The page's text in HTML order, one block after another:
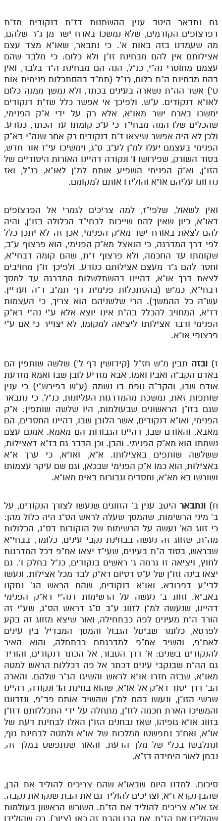
גם נתבאר היטב ענין ההשתנות דז"ת דנקודים מז"ת
דפרצופים הקודמים, שלא נמשכו בארח ישר מן ג"ר שלהם,
מה שעמדנו בזה באות א'. כי נתבאר, שאו"א מצד עצם
אצילותם אין להם מבחינת זו"ן ולא כלום: כי מלבד שהם
עצמם מחוסרי נה"י, כנ"ל, הנה הם מבחינת ה"ר בלבד, ואין
בהם מבחינת ה"ת כלום, כנ"ל (תמ"ד בהסתכלות פנימית אות
ט') אשר הה"ת נשארה בעינים בכתר, ולא נמשך ממנה כלום
לאו"א דנקודים. ע"ש. ולפיכך אי אפשר כלל שז"ת דנקודים
ימשכו בארח ישר מאו"א, אלא רק על ידי א"ק הפנימי,
שהכלים שלו המה מבחי"ד כי ע"כ קומתו עד הכתר, כנודע.
ולכן לא היה אפשר שיצאו ז"ת דנקודים רק אחר שנה"י דא"ק
הפנימי בעצמם יעלו למ"ן לע"ב ס"ג, וימשיכו עי"ז אור חדש,
בסוד השורק, שפירושו ו' ונקודה דהיינו האורות היסודיים של
הזו"ן, וא"ק הפנימי השפיע אותם למ"ן לאו"א, כנ"ל, ואז
נזדווגו עליהם או"א והולידו אותם למקומם.
ואין לשאול, שלפי"ז, למה צריכים לגמרי אל הפרצופים
דאו"א, כיון שאין להם שייכות לבחי"ד הכלולה בזו"ן, והיה
להם לצאת באורח ישר מא"ק הפנימי, אכן זה לא יתכן כלל
לפי דרך המדרגה, כי הנאצל מא"ק הפנימי, הוא פרצוף ע"ב,
שקומתו עד החכמה, ולא פרצוף ז"ת, שהם קומה דבחי"א,
וחסר להם ג"ר מעצם אצילותם כנודע. ולפיכך זו"ן מחויבים
לצאת דרך או"א, דהיינו בהשתלשלות המדרגה עד למסך
דבחי"א, כמ"ש (בהסתכלות פנימית דף תמ"ב ד"ה ועדיין.
עש"ה כל ההמשך). הרי שלשניהם הוא צריך, כי העצמות
דז"א, המחויב להכלל בה"ת אינו יוצא אלא ע"י נה"י דא"ק
הפנימי ודבר אצילותו ליציאה למקומו, לא יצוייר כי אם ע"י
פרצופי או"א.
ז) ובזה תבין מ"ש חז"ל (קידושין דף ל') שלשה שותפין הם
באדם הקב"ה ואביו ואמו. אבא מזריע לובן שבו ואמא מזרעת
אודם שבו, והקב"ה נופח בו נשמה (ע"ש בפירש"י) כי ענין
שותפות זאת, נמשכת מהמדרגות העליונות, כנ"ל. כי נתבאר
שגם בזו"ן הראשונים שבעולמות, היו שלשה שותפין: א"ק
הפנימי, ואו"א דנקודים, אשר הלובן שבו, דהיינו החסדים, הם
מאבא. והאודם שבו, דהיינו הגבורות הם מאמא. אמנם עצם
נשמתו הוא מא"ק הפנימי. והבן. וכן הדבר גם בז"א דאצילות,
ששלשה שותפים באצילותו. א"א, ואו"א, כי ערך א"א
באצילות, הוא כמו א"ק הפנימי שבכאן, וגם שם עיקר עצמותו
ושורשו בא מא"א, וחסדים וגבורות באים מאו"א.
ח) ונתבאר היטב ענין ב' הזווגים שנעשו לצורך הנקודים, על
ב' מיני הרשימות, שהמסך שעלה לראש הס"ג היה כלול מהן:
כי זווג הא' נעשה על הרשימות של הנקודות דס"ג, הכלולות
מה"ת, שזווג זה נעשה בבחינת נקבי עינים, כלומר, בבחי"א
שבראש, בסוד ה"ת בעינים, שעי"ז יצאו אח"פ דכל המדרגות
לחוץ, ויציאה זו גרמה ג' ראשים בנקודים, כנ"ל בחלק ו'. גם
יצאו בינה וזו"ן של ע"ס דסיום דא"ק לבד מכל אצילות. ונעשו
לבי"ע דפרודא. ואו"א דנקודים, שהם הראש הג' נתקנו
באב"א. וזווג ב' נעשה על הרשימות דנה"י דא"ק הפנימי
דהיינו, שנעשה למ"ן לזווג ע"ב ס"ג דראש הס"ג, שע"י זה
הורד ה"ת מעינים לפה כבתחילה, ואור שיצא מזווג זה בקע
לפרסא, כלומר שביטל הגבול והמסך המבדיל בין עינים
לאח"פ, והשיב אח"פ למדרגתם כבתחלה, והוא האיר
להנקודים בשנים: א' דרך הטבור, אל הכתר דנקודים, והוריד
גם הה"ת שבנקבי עינים דכתר אל פה דכללות הראש למטה
מאו"א, שבזה חזרו או"א לראש והשיגו הג"ר שלהם. והארה
הב' דרך יסוד דא"ק אל או"א, שהוא בחינת הו' ונקודה, דהיינו
שרשי הזו"ן, ונעשו בהם למ"ן שהשיב אותם פב"פ, ונזדווגו
והמשיכו הארת חכמה לזו"ן, מתחלה על ידי התכללותם דזו"ן
בזווג או"א גופיהו, שאז נבחנים הזו"ן האלו לבחינת דעת של
או"א, ואח"כ נתפשטו ממלכות של או"א ולמטה לבחינת גוף,
ונתלבשו בכלי של מלך הדעת. והאור שנתפשט במלך זה,
נבחן לאור היחידה דז"א.
סיכום: למדנו היום שבאו"א שהם צריכים להוליד את הבן,
שהבן נקרא ז"א, וצריכים להוליד גם את הבת שנקראת נקבה.
אז או"א צריכים להוליד את הז"ת. השורש הראשון בעולמות
שהולידו את הז"ת, את הבן והבת זה כאן (ציור), רק שהולידו